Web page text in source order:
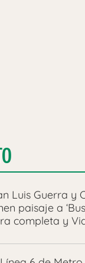
Luis Guerra y
paisaje a
completa y